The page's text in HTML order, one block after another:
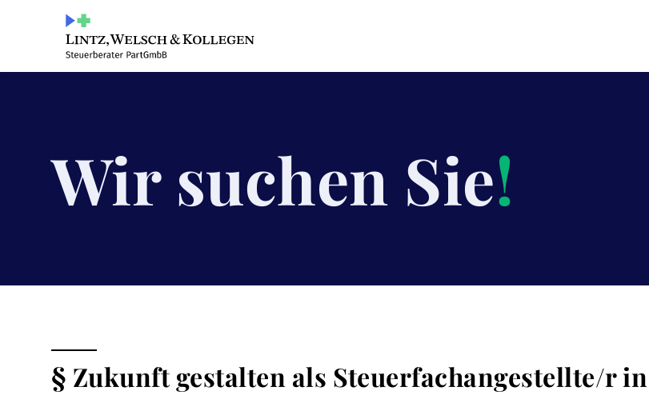
Wir suchen Sie!
§ Zukunft gestalten als Steuerfachangestellte/r